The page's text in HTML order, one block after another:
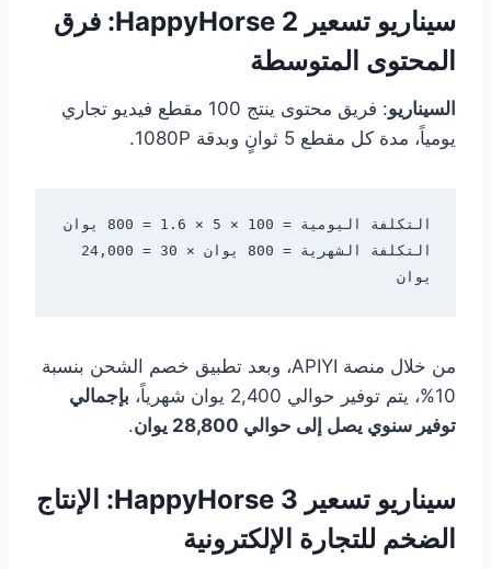
سيناريو تسعير HappyHorse 2: فرق
المحتوى المتوسطة
السيناريو
: فريق محتوى ينتج 100 مقطع فيديو تجاري
يومياً، مدة كل مقطع 5 ثوانٍ وبدقة 1080P.
يوان
من خلال منصة APIYI، وبعد تطبيق خصم الشحن بنسبة
10%، يتم توفير حوالي 2,400 يوان شهرياً،
بإجمالي
توفير سنوي يصل إلى حوالي 28,800 يوان
.
سيناريو تسعير HappyHorse 3: الإنتاج
الضخم للتجارة الإلكترونية